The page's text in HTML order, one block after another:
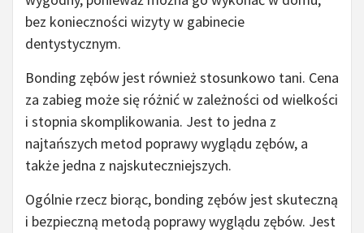
bez konieczności wizyty w gabinecie
dentystycznym.
Bonding zębów jest również stosunkowo tani. Cena
za zabieg może się różnić w zależności od wielkości
i stopnia skomplikowania. Jest to jedna z
najtańszych metod poprawy wyglądu zębów, a
także jedna z najskuteczniejszych.
Ogólnie rzecz biorąc, bonding zębów jest skuteczną
i bezpieczną metodą poprawy wyglądu zębów. Jest